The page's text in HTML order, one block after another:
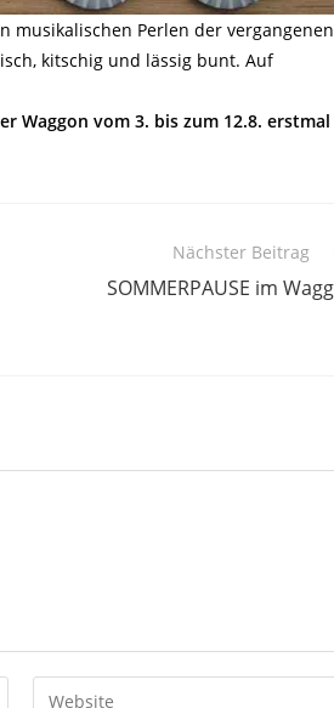
musikalischen Perlen der vergangenen
kitschig und lässig bunt. Auf
Waggon vom 3. bis zum 12.8. erstmal
Nächster Beitrag
SOMMERPAUSE im
Gib